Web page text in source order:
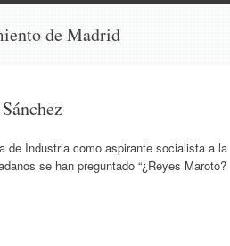
de Madrid
de Industria como aspirante socialista a la
se han preguntado “¿Reyes Maroto?